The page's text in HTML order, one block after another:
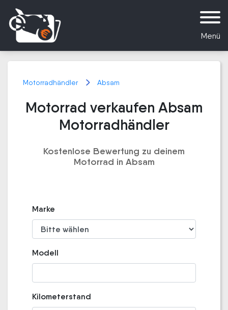
Menü
Motorradhändler Absam
Motorrad verkaufen Absam
Motorradhändler
Kostenlose Bewertung zu deinem
Motorrad in Absam
Marke
Modell
Kilometerstand